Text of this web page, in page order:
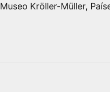
Museo Kröller-Müller,